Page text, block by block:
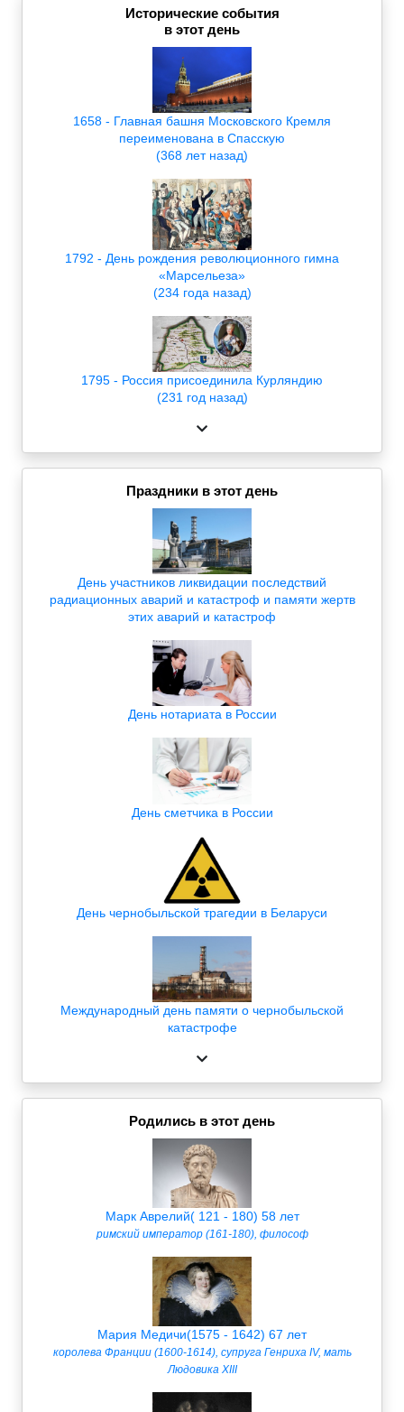
Исторические события
в этот день
1658 - Главная башня Московского Кремля
переименована в Спасскую
(368 лет назад)
1792 - День рождения революционного гимна
«Марсельеза»
(234 года назад)
1795 - Россия присоединила Курляндию
(231 год назад)
Праздники в этот день
День участников ликвидации последствий
радиационных аварий и катастроф и памяти жертв
этих аварий и катастроф
День нотариата в России
День сметчика в России
День чернобыльской трагедии в Беларуси
Международный день памяти о чернобыльской
катастрофе
Родились в этот день
Марк Аврелий( 121 - 180) 58 лет
римский император (161-180), философ
Мария Медичи(1575 - 1642) 67 лет
королева Франции (1600-1614), супруга Генриха IV, мать
Людовика XIII